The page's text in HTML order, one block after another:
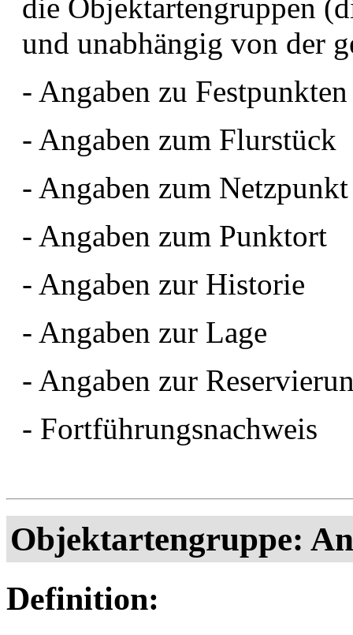
die Objektartengruppen
und unabhängig von der
- Angaben zu
- Angaben zum Flurstück
- Angaben zum Netzpunkt
- Angaben zum Punktort
- Angaben zur Historie
- Angaben zur Lage
- Angaben zur
- Fortführungsnachweis
Objektartengruppe:
Definition: